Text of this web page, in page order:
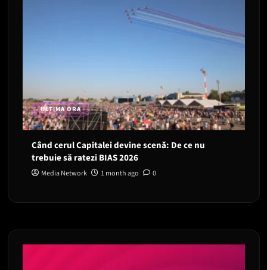
ULTIMA ORA
Când cerul Capitalei devine scenă: De ce nu
trebuie să ratezi BIAS 2026
Media Network 1 month ago 0